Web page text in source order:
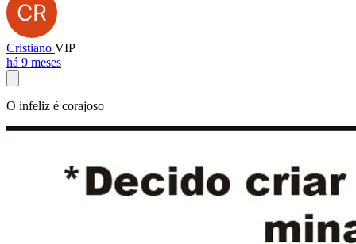
Cristiano VIP
há 9 meses
O infeliz é corajoso